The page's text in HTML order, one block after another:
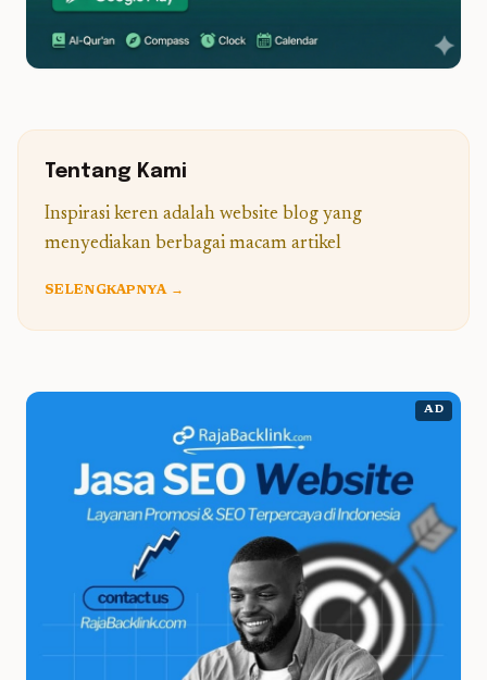
Tentang Kami
Inspirasi keren adalah website blog yang
menyediakan berbagai macam artikel
SELENGKAPNYA →
AD